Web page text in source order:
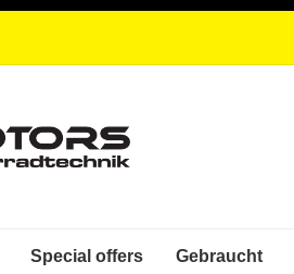
Special offers Gebraucht